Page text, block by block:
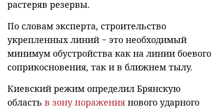
растеряв резервы.
По словам эксперта, строительство
укрепленных линий − это необходимый
минимум обустройства как на линии боевого
соприкосновения, так и в ближнем тылу.
Киевский режим определил Брянскую
область в зону поражения нового ударного